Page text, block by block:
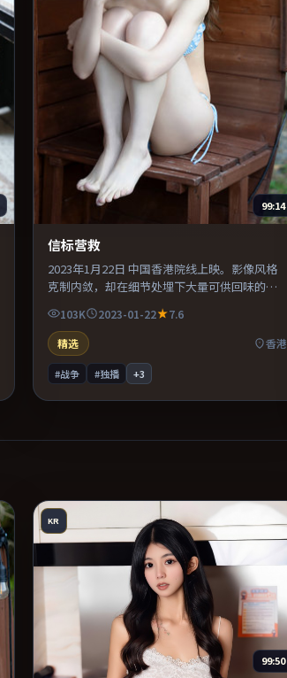
99:14
信标营救
2023年1月22日 中国香港院线上映。影像风格
克制内敛，却在细节处埋下大量可供回味的伏
笔。导演在镜头语言上大胆实验，长镜头与特
写交替强化压迫感。片尾留白意味深长，值得
二刷细品台词与构图。
103K 2023-01-22
7.6
精选
香港
#战争 #独播 +3
KR
99:50